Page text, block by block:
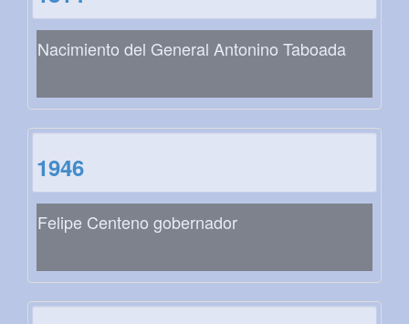
Nacimiento del General Antonino Taboada
1946
Felipe Centeno gobernador